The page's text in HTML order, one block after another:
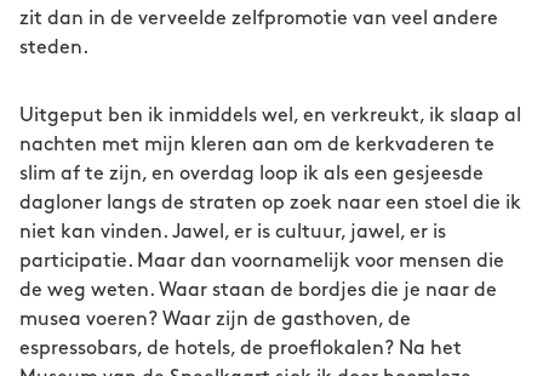
zit dan in de verveelde zelfpromotie van veel andere
steden.
Uitgeput ben ik inmiddels wel, en verkreukt, ik slaap al
nachten met mijn kleren aan om de kerkvaderen te
slim af te zijn, en overdag loop ik als een gesjeesde
dagloner langs de straten op zoek naar een stoel die ik
niet kan vinden. Jawel, er is cultuur, jawel, er is
participatie. Maar dan voornamelijk voor mensen die
de weg weten. Waar staan de bordjes die je naar de
musea voeren? Waar zijn de gasthoven, de
espressobars, de hotels, de proeflokalen? Na het